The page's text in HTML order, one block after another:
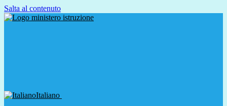
Salta al contenuto
Italiano